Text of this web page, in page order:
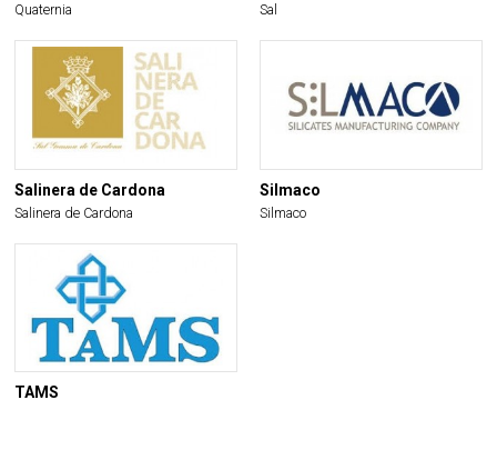
Quaternia Sal
Salinera de Cardona
Salinera de Cardona
Silmaco
Silmaco
TAMS